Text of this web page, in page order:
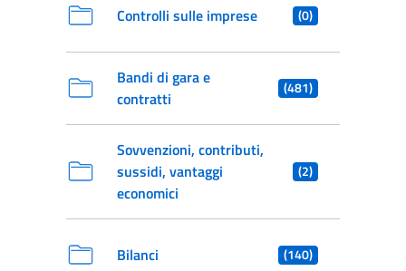
Controlli sulle imprese (0)
Bandi di gara e
contratti
(481)
Sovvenzioni, contributi,
sussidi, vantaggi
economici
(2)
Bilanci (140)